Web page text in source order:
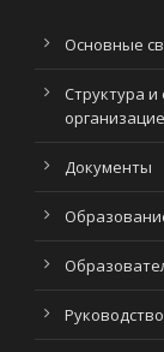
Основные
Структура
Документы